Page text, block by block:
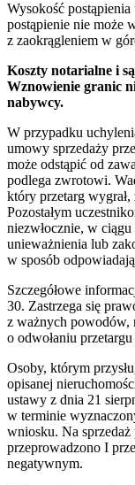
Wysokość
postąpienie nie może
z zaokrągleniem w
Koszty notarialne i
Wznowienie granic
nabywcy.
W przypadku
umowy sprzedaży
może odstąpić od
podlega zwrotowi.
który przetarg wygrał,
Pozostałym
niezwłocznie, w
unieważnienia lub
w sposób
Szczegółowe
30. Zastrzega się
z ważnych powodów,
o odwołaniu
Osoby, którym
opisanej
ustawy z dnia 21
w terminie
wniosku. Na
przeprowadzono I
negatywnym.